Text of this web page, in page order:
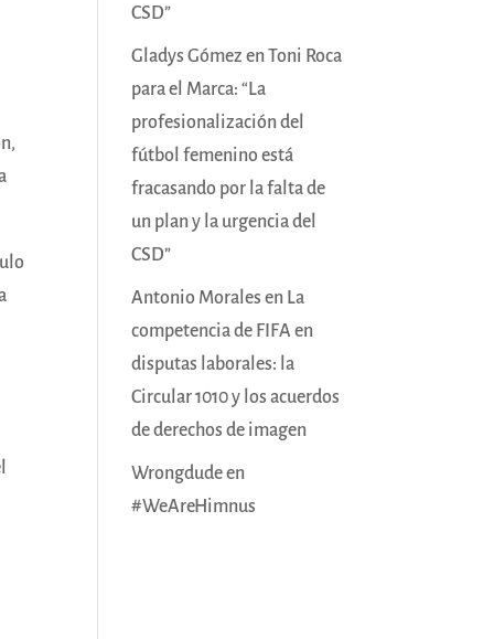
CSD”
Gladys Gómez enToni Roca
para el Marca: “La
profesionalización del
fútbol femenino está
fracasando por la falta de
un plan y la urgencia del
CSD”
Antonio Morales en La
competencia de FIFA en
disputas laborales: la
Circular 1010 y los acuerdos
de derechos de imagen
Wrongdudeen
#WeAreHimnus